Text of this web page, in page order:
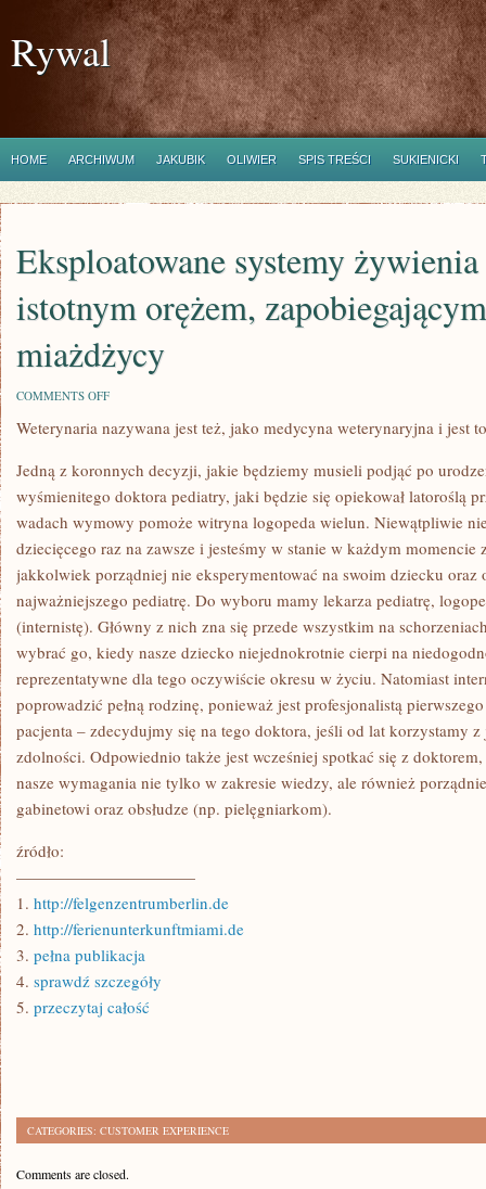
Rywal
HOME ARCHIWUM JAKUBIK OLIWIER SPIS TREŚCI SUKIENICKI
Eksploatowane systemy
istotnym orężem,
miażdżycy
COMMENTS OFFON
SYSTEMY
ŻYWIENIA
JAKIE
SĄ
ORĘŻEM,
ZAPOBIEGAJĄCYM
POWSTAWANIU
MIAŻDŻYCY
Weterynaria nazywana jest też, jako medycyna weterynaryjna i jest
Jedną z koronnych decyzji, jakie będziemy musieli podjąć po
wyśmienitego doktora pediatry, jaki będzie się opiekował latoroślą
wadach wymowy pomoże witryna logopeda wielun. Niewątpliwie
dziecięcego raz na zawsze i jesteśmy w stanie w każdym momencie
jakkolwiek porządniej nie eksperymentować na swoim dziecku oraz
najważniejszego pediatrę. Do wyboru mamy lekarza pediatrę,
(internistę). Główny z nich zna się przede wszystkim na
wybrać go, kiedy nasze dziecko niejednokrotnie cierpi na
reprezentatywne dla tego oczywiście okresu w życiu. Natomiast
poprowadzić pełną rodzinę, ponieważ jest profesjonalistą
pacjenta – zdecydujmy się na tego doktora, jeśli od lat korzystamy
zdolności. Odpowiednio także jest wcześniej spotkać się z
nasze wymagania nie tylko w zakresie wiedzy, ale również
gabinetowi oraz obsłudze (np. pielęgniarkom).
źródło:
———————————
1. http://felgenzentrumberlin.de
2. http://ferienunterkunftmiami.de
3. pełna publikacja
4. sprawdź szczegóły
5. przeczytaj całość
CATEGORIES: CUSTOMER EXPERIENCE
Comments are closed.